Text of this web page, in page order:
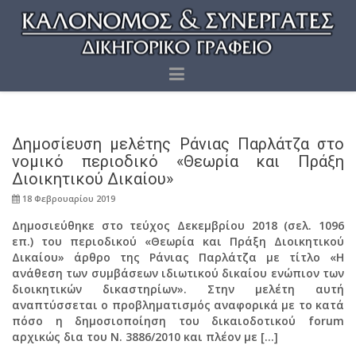
Δημοσίευση μελέτης Ράνιας Παρλάτζα στο
νομικό περιοδικό «Θεωρία και Πράξη
Διοικητικού Δικαίου»
18 Φεβρουαρίου 2019
Δημοσιεύθηκε στο τεύχος Δεκεμβρίου 2018 (σελ. 1096
επ.) του περιοδικού «Θεωρία και Πράξη Διοικητικού
Δικαίου» άρθρο της Ράνιας Παρλάτζα με τίτλο «Η
ανάθεση των συμβάσεων ιδιωτικού δικαίου ενώπιον των
διοικητικών δικαστηρίων». Στην μελέτη αυτή
αναπτύσσεται ο προβληματισμός αναφορικά με το κατά
πόσο η δημοσιοποίηση του δικαιοδοτικού forum
αρχικώς δια του Ν. 3886/2010 και πλέον με […]